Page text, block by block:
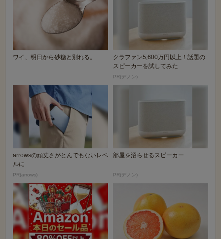
ワイ、明日から砂糖と別れる。
クラファン5,600万円以上！話題の
スピーカーを試してみた
PR(デノン)
arrowsの頑丈さがとんでもないレベ
ルに
PR(arrows)
部屋を沼らせるスピーカー
PR(デノン)